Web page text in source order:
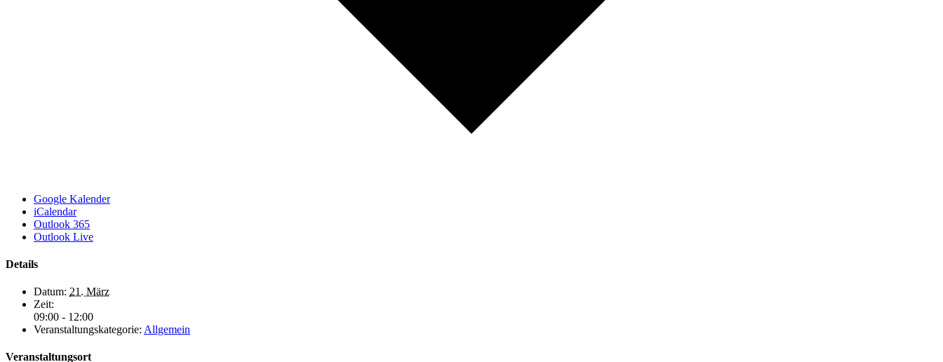
Google Kalender
iCalendar
Outlook 365
Outlook Live
Details
Datum: 21. März
Zeit:
09:00 - 12:00
Veranstaltungskategorie: Allgemein
Veranstaltungsort